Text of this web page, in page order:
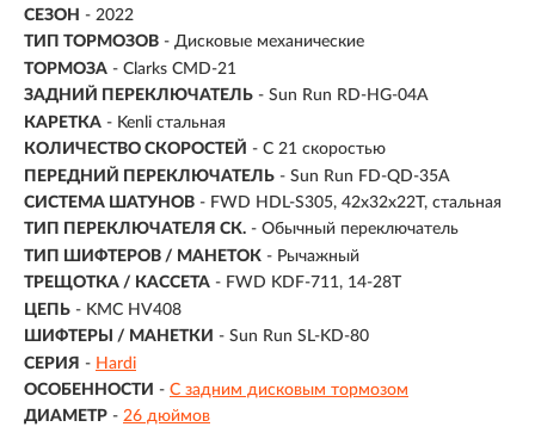
СЕЗОН - 2022
ТИП ТОРМОЗОВ - Дисковые механические
ТОРМОЗА - Clarks CMD-21
ЗАДНИЙ ПЕРЕКЛЮЧАТЕЛЬ - Sun Run RD-HG-04A
КАРЕТКА - Kenli стальная
КОЛИЧЕСТВО СКОРОСТЕЙ - С 21 скоростью
ПЕРЕДНИЙ ПЕРЕКЛЮЧАТЕЛЬ - Sun Run FD-QD-35A
СИСТЕМА ШАТУНОВ - FWD HDL-S305, 42x32x22T, стальная
ТИП ПЕРЕКЛЮЧАТЕЛЯ СК. - Обычный переключатель
ТИП ШИФТЕРОВ / МАНЕТОК - Рычажный
ТРЕЩОТКА / КАССЕТА - FWD KDF-711, 14-28T
ЦЕПЬ - KMC HV408
ШИФТЕРЫ / МАНЕТКИ - Sun Run SL-KD-80
СЕРИЯ - Hardi
ОСОБЕННОСТИ - С задним дисковым тормозом
ДИАМЕТР - 26 дюймов